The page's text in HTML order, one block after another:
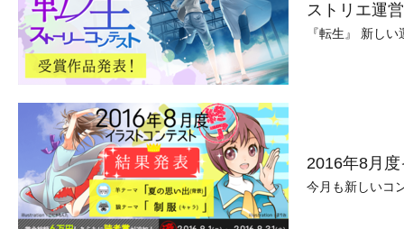
ストリエ運
『転生』 新し
2016年8月
今月も新しいコ